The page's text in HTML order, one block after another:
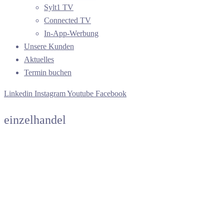
Sylt1 TV
Connected TV
In-App-Werbung
Unsere Kunden
Aktuelles
Termin buchen
Linkedin InstagramYoutube Facebook
einzelhandel